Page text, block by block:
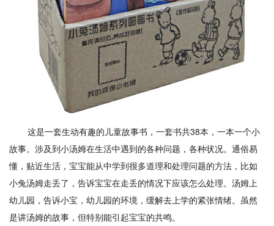
这是一套生动有趣的儿童故事书，一套书共38本，一本一个小
故事。涉及到小汤姆在生活中遇到的各种问题，各种状况。通俗易
懂，贴近生活，宝宝能从中学到很多道理和处理问题的方法，比如
小兔汤姆走丢了，告诉宝宝在走丢的情况下应该怎么处理。汤姆上
幼儿园，告诉小宝，幼儿园的环境，缓解去上学的紧张情绪。虽然
是讲汤姆的故事，但特别能引起宝宝的共鸣。